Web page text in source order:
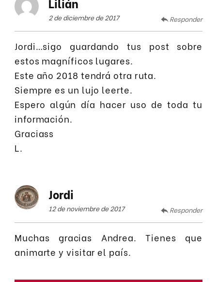
2 de diciembre de 2017 Responder
Jordi…sigo guardando tus post sobre
estos magníficos lugares.
Este año 2018 tendrá otra ruta.
Siempre es un lujo leerte.
Espero algún día hacer uso de toda tu
información.
Graciass
L.
Jordi
12 de noviembre de 2017 Responder
Muchas gracias Andrea. Tienes que
animarte y visitar el país.